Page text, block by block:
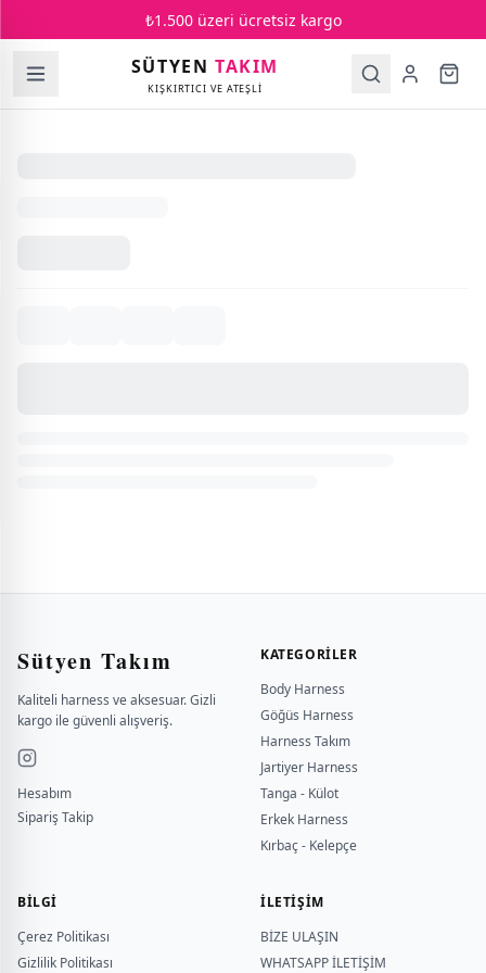
₺1.500 üzeri ücretsiz kargo
SÜTYENTAKIM
KIŞKIRTICI VE ATEŞLİ
Sütyen Takım
Kaliteli harness ve aksesuar. Gizli
kargo ile güvenli alışveriş.
Hesabım
Sipariş Takip
KATEGORILER
Body Harness
Göğüs Harness
Harness Takım
Jartiyer Harness
Tanga - Külot
Erkek Harness
Kırbaç - Kelepçe
BILGI
Çerez Politikası
Gizlilik Politikası
İLETİŞİM
BİZE ULAŞIN
WHATSAPP İLETİŞİM